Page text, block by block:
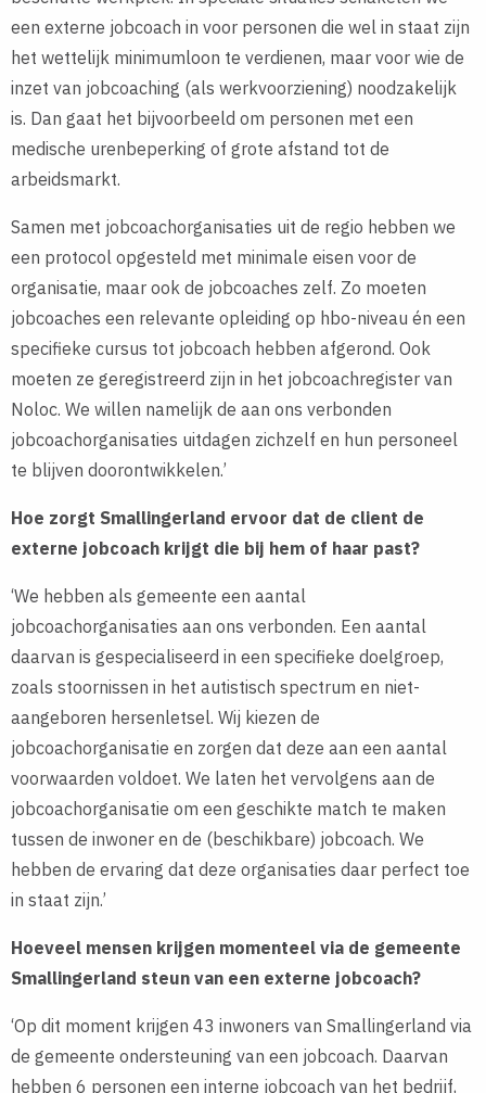
een externe jobcoach in voor personen die wel in staat zijn
het wettelijk minimumloon te verdienen, maar voor wie de
inzet van jobcoaching (als werkvoorziening) noodzakelijk
is. Dan gaat het bijvoorbeeld om personen met een
medische urenbeperking of grote afstand tot de
arbeidsmarkt.
Samen met jobcoachorganisaties uit de regio hebben we
een protocol opgesteld met minimale eisen voor de
organisatie, maar ook de jobcoaches zelf. Zo moeten
jobcoaches een relevante opleiding op hbo-niveau én een
specifieke cursus tot jobcoach hebben afgerond. Ook
moeten ze geregistreerd zijn in het jobcoachregister van
Noloc. We willen namelijk de aan ons verbonden
jobcoachorganisaties uitdagen zichzelf en hun personeel
te blijven doorontwikkelen.’
Hoe zorgt Smallingerland ervoor dat de client de
externe jobcoach krijgt die bij hem of haar past?
‘We hebben als gemeente een aantal
jobcoachorganisaties aan ons verbonden. Een aantal
daarvan is gespecialiseerd in een specifieke doelgroep,
zoals stoornissen in het autistisch spectrum en niet-
aangeboren hersenletsel. Wij kiezen de
jobcoachorganisatie en zorgen dat deze aan een aantal
voorwaarden voldoet. We laten het vervolgens aan de
jobcoachorganisatie om een geschikte match te maken
tussen de inwoner en de (beschikbare) jobcoach. We
hebben de ervaring dat deze organisaties daar perfect toe
in staat zijn.’
Hoeveel mensen krijgen momenteel via de gemeente
Smallingerland steun van een externe jobcoach?
‘Op dit moment krijgen 43 inwoners van Smallingerland via
de gemeente ondersteuning van een jobcoach. Daarvan
hebben 6 personen een interne jobcoach van het bedrijf,